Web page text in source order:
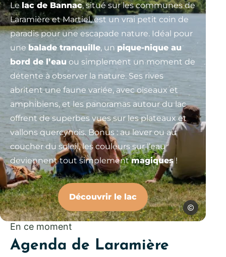
©Studio
Le lac de Bannac, situé sur les communes de
Laramière et Martiel, est un vrai petit coin de
paradis pour une escapade nature. Idéal pour
une balade tranquille, un pique-nique au
bord de l’eau ou simplement un moment de
détente à observer la nature. Ses rives
abritent une faune variée, avec oiseaux et
amphibiens, et les panoramas autour du lac
offrent de superbes vues sur les plateaux et
vallons quercynois. Bonus : au lever ou au
coucher du soleil, les couleurs sur l’eau
deviennent tout simplementmagiques!
Découvrir le lac
En ce moment
Agenda de Laramière